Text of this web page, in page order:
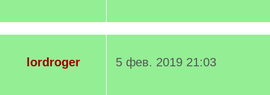
lordroger 5 фев. 2019 21:03